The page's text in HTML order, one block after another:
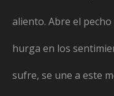
aliento. Abre el
hurga en los
sufre, se une a este